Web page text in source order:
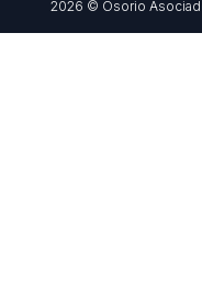
2026 © Osorio